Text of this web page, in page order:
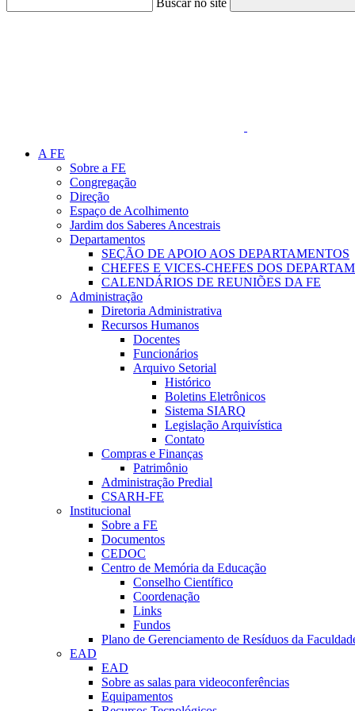
Buscar no site
A FE
Sobre a FE
Congregação
Direção
Espaço de Acolhimento
Jardim dos Saberes Ancestrais
Departamentos
SEÇÃO DE APOIO AOS DEPARTAMENTOS
CHEFES E VICES-CHEFES DOS
CALENDÁRIOS DE REUNIÕES DA FE
Administração
Diretoria Administrativa
Recursos Humanos
Docentes
Funcionários
Arquivo Setorial
Histórico
Boletins Eletrônicos
Sistema SIARQ
Legislação Arquivística
Contato
Compras e Finanças
Patrimônio
Administração Predial
CSARH-FE
Institucional
Sobre a FE
Documentos
CEDOC
Centro de Memória da Educação
Conselho Científico
Coordenação
Links
Fundos
Plano de Gerenciamento de Resíduos da
EAD
EAD
Sobre as salas para videoconferências
Equipamentos